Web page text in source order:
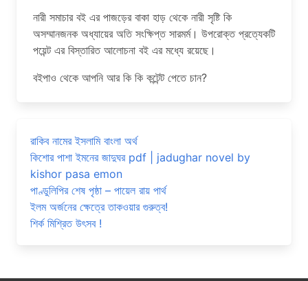
নারী সমাচার বই এর পাজড়ের বাকা হাড় থেকে নারী সৃষ্টি কি
অসম্মানজনক অধ্যায়ের অতি সংক্ষিপ্ত সারমর্ম। উপরোক্ত প্রত্যেকটি
পয়েন্ট এর বিস্তারিত আলোচনা বই এর মধ্যে রয়েছে।
বইপাও থেকে আপনি আর কি কি কন্টেন্ট পেতে চান?
রাকিব নামের ইসলামি বাংলা অর্থ
কিশোর পাশা ইমনের জাদুঘর pdf | jadughar novel by
kishor pasa emon
পাণ্ডুলিপির শেষ পৃষ্ঠা – পায়েল রায় পার্থ
ইলম অর্জনের ক্ষেত্রে তাকওয়ার গুরুত্ব!
শির্ক মিশ্রিত উৎসব !